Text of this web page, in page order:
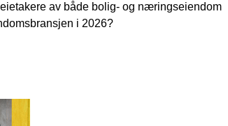
av både bolig- og næringseiendom
i 2026?